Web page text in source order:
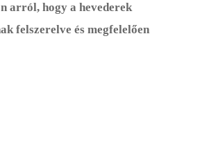
arról, hogy a hevederek
felszerelve és megfelelően